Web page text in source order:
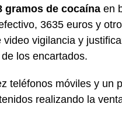
gramos de cocaína en
3635 euros y
vigilancia y
los encartados.
teléfonos móviles y un
realizando la